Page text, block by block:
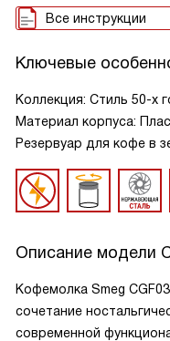
Все инструкции
Ключевые
Коллекция: Стиль 50-х
Материал корпуса:
Резервуар для кофе в
Описание модели
Кофемолка Smeg
сочетание
современной